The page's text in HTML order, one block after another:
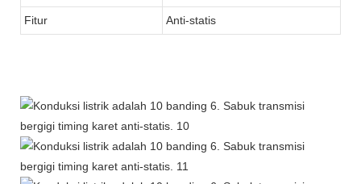
Fitur Anti-statis